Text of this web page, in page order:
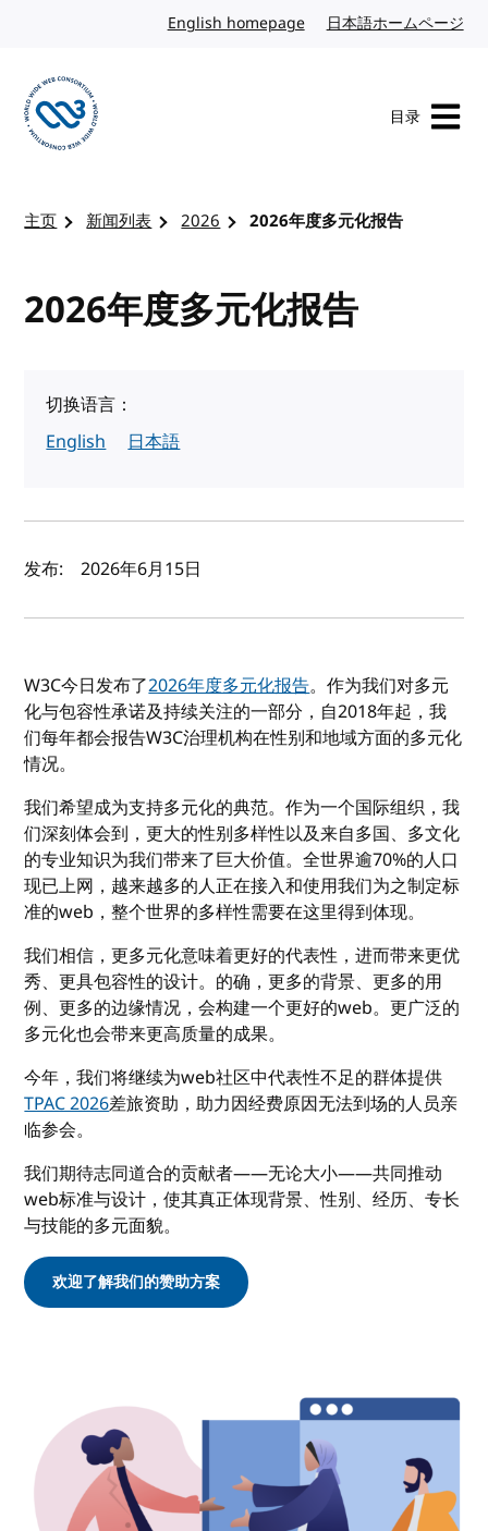
English homepage英文日本語ホームページ
目录
主页 新闻列表 2026 2026年度多元化报告
2026年度多元化报告
切换语言：
English
日本語
作者及发布日期
发布: 2026年6月15日
W3C今日发布了2026年度多元化报告。作为我们对多元
化与包容性承诺及持续关注的一部分，自2018年起，我
们每年都会报告W3C治理机构在性别和地域方面的多元化
情况。
我们希望成为支持多元化的典范。作为一个国际组织，我
们深刻体会到，更大的性别多样性以及来自多国、多文化
的专业知识为我们带来了巨大价值。全世界逾70%的人口
现已上网，越来越多的人正在接入和使用我们为之制定标
准的web，整个世界的多样性需要在这里得到体现。
我们相信，更多元化意味着更好的代表性，进而带来更优
秀、更具包容性的设计。的确，更多的背景、更多的用
例、更多的边缘情况，会构建一个更好的web。更广泛的
多元化也会带来更高质量的成果。
今年，我们将继续为web社区中代表性不足的群体提供
TPAC 2026差旅资助，助力因经费原因无法到场的人员亲
临参会。
我们期待志同道合的贡献者——无论大小——共同推动
web标准与设计，使其真正体现背景、性别、经历、专长
与技能的多元面貌。
欢迎了解我们的赞助方案